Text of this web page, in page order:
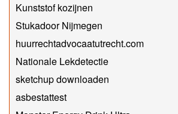
Kunststof kozijnen
Stukadoor Nijmegen
huurrechtadvocaatutrecht.com
Nationale Lekdetectie
sketchup downloaden
asbestattest